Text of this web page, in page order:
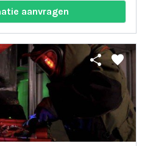
aanvragen
share favorite